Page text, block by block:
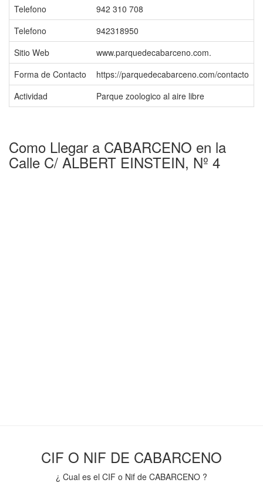
Telefono
942 310 708
Telefono
942318950
Sitio Web
www.parquedecabarceno.com.
Forma de Contacto
https://parquedecabarceno.com/contacto
Actividad
Parque zoologico al aire libre
Como Llegar a CABARCENO en la
Calle C/ ALBERT EINSTEIN, Nº 4
CIF O NIF DE CABARCENO
¿ Cual es el CIF o Nif de CABARCENO ?